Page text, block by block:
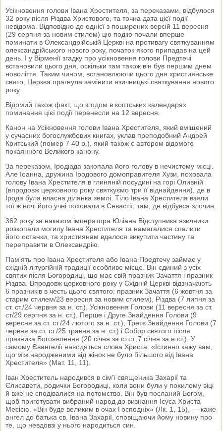
Усікновення голови Івана Хрестителя, за переказами, відбулося
32 року після Різдва Христового, та точна дата цієї події
невідома. Відповідно до однієї з поширених версій 11 вересня
(29 серпня за новим стилем) цю подію почали вперше
поминати в Олександрійській Церкві на противагу святкуванням
олександрійського нового року, початок якого припадав на цей
день. І у Вірменії згадку про усікновення голови Предтечі
встановили цього дня, оскільки там також він був першим днем
новоліття. Таким чином, встановлюючи цього дня християнське
свято, Церква прагнула замінити язичницькі святкування нового
року.
Відомий також факт, що згодом в коптських календарях
поминання цієї події перенесли на 12 вересня.
Канон на Усікновення голови Івана Хрестителя, який вміщений
у сучасних богослужбових книгах, уклав преподобний Андрей
Критський (помер 7 40 р.), який також є автором відомого
покаянного Великого канону.
За переказом, Іродіада закопала його голову в нечистому місці.
Але Іоанна, дружина Іродового домоправителя Хузи, поховала
голову Івана Хрестителя в глиняній посудині на горі Оливній
(впродовж церковного року святкуємо три її віднайдення), де в
Ірода була власна ділянка землі. Тіло Івана Хрестителя взяли
тої ж ночі його учні поховали в Севастії, там, де відбувся злочин.
362 року за наказом імператора Юліана Відступника язичники
розкопали могилу Івана Хрестителя та намагалися спалити
його останки, та християнам вдалося викупити частину та
переправити в Олександрію.
Пам'ять про Івана Хрестителя або Івана Предтечу займає у
східній літургійній традиції особливе місце. Він єдиний з усіх
святих після Богородиці, що має свій празник Зачаття і празник
Різдва. Впродовж церковного року у Східній Церкві відзначають
6 празників в честь цього святого: празник Зачаття (6 жовтня за
старим стилем/23 вересня за новим стилем), Різдва (7 липня за
ст. ст./24 червня за н. ст.), Усікновення Голови (11 вересня за ст.
ст/29 серпня за н. ст.), Перше і Друге Знайдення Голови (9
вересня за ст. ст./24 лютого за н. ст.), Третє Знайдення Голови (7
червня за ст. ст./25 травня за н. ст.) і Собор святого після
празника Богоявлення (20 січня за ст.ст.,7 січня за н.ст.). У
самому Євангелії наводяться слова Христа: «Істинно кажу вам,
що між народженими від жінок не було більшого від Івана
Хрестителя» (Мат. 11, 11).
Іван Хреститель народився в сім'ї священика Захарії та
Єлисавети, родички Богородиці, коли вони були у похилому віці
й вже не сподівалися на потомство. Він був посланий Богом,
щоб приготувати вибраний народ до визнання Ісуса Христа
Месією. «Він буде великим в очах Господніх» (Лк. 1, 15), — каже
ангел до батька св. Івана Захарії, сповіщаючи йому новину про
те, що невдовзі у нього народиться син.